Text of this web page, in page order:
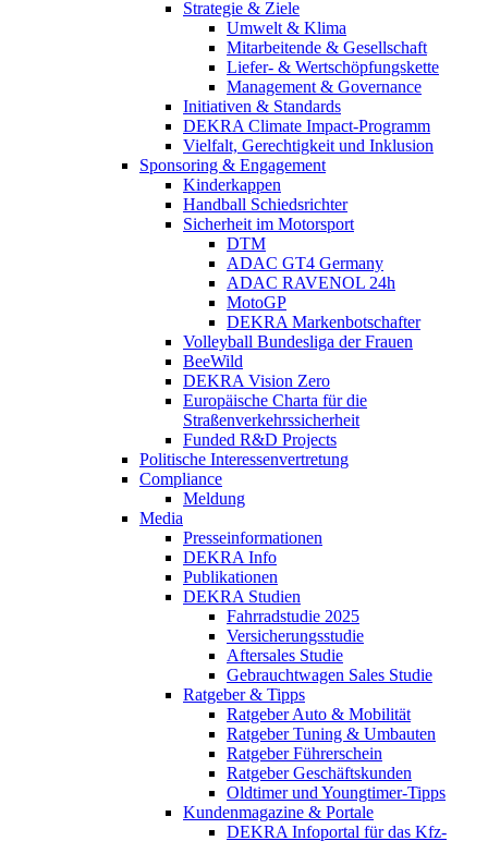
Strategie & Ziele
Umwelt & Klima
Mitarbeitende & Gesellschaft
Liefer- & Wertschöpfungskette
Management & Governance
Initiativen & Standards
DEKRA Climate Impact-Programm
Vielfalt, Gerechtigkeit und Inklusion​
Sponsoring & Engagement
Kinderkappen
Handball Schiedsrichter
Sicherheit im Motorsport
DTM
ADAC GT4 Germany
ADAC RAVENOL 24h
MotoGP
DEKRA Markenbotschafter
Volleyball Bundesliga der Frauen
BeeWild
DEKRA Vision Zero
Europäische Charta für die
Straßenverkehrssicherheit
Funded R&D Projects
Politische Interessenvertretung
Compliance
Meldung
Media
Presseinformationen
DEKRA Info
Publikationen
DEKRA Studien
Fahrradstudie 2025
Versicherungsstudie
Aftersales Studie
Gebrauchtwagen Sales Studie
Ratgeber & Tipps
Ratgeber Auto & Mobilität
Ratgeber Tuning & Umbauten
Ratgeber Führerschein
Ratgeber Geschäftskunden
Oldtimer und Youngtimer-Tipps
Kundenmagazine & Portale
DEKRA Infoportal für das Kfz-